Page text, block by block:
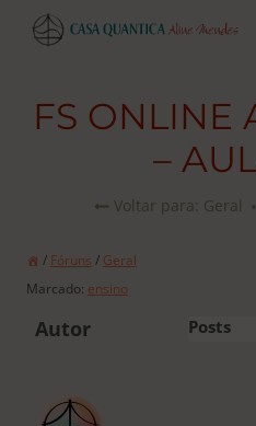
Pular
para
FS ONLINE
–
Voltar para: Geral
/ Fóruns / Geral
Marcado: ensino
Autor Posts